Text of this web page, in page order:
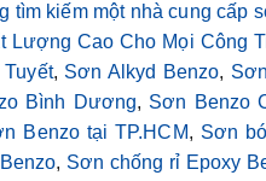
tìm kiếm một nhà cung cấp
Lượng Cao Cho Mọi Công
, Sơn Alkyd Benzo,
Bình Dương, Sơn Benzo
Benzo tại TP.HCM, Sơn
, Sơn chống rỉ Epoxy